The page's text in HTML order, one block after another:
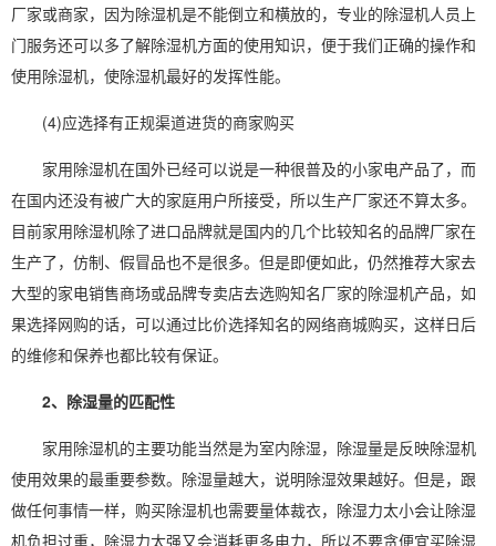
厂家或商家，因为除湿机是不能倒立和横放的，专业的除湿机人员上
门服务还可以多了解除湿机方面的使用知识，便于我们正确的操作和
使用除湿机，使除湿机最好的发挥性能。
(4)应选择有正规渠道进货的商家购买
家用除湿机在国外已经可以说是一种很普及的小家电产品了，而
在国内还没有被广大的家庭用户所接受，所以生产厂家还不算太多。
目前家用除湿机除了进口品牌就是国内的几个比较知名的品牌厂家在
生产了，仿制、假冒品也不是很多。但是即便如此，仍然推荐大家去
大型的家电销售商场或品牌专卖店去选购知名厂家的除湿机产品，如
果选择网购的话，可以通过比价选择知名的网络商城购买，这样日后
的维修和保养也都比较有保证。
2、除湿量的匹配性
家用除湿机的主要功能当然是为室内除湿，除湿量是反映除湿机
使用效果的最重要参数。除湿量越大，说明除湿效果越好。但是，跟
做任何事情一样， 购买除湿机也需要量体裁衣，除湿力太小会让除湿
机负担过重，除湿力太强又会消耗更多电力，所以不要贪便宜买除湿